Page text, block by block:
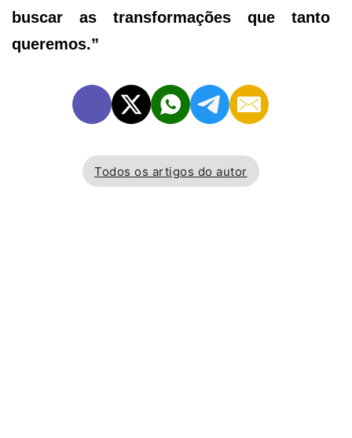
buscar as transformações que tanto
queremos.”
Todos os artigos do autor